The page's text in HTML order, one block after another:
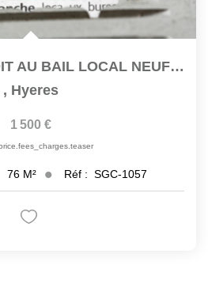
CESSION DE DROIT AU BAIL LOCAL NEUF 60 M2 + 16 M2 DE...
, Hyeres
1 500 €
76 M² Réf : SGC-1057